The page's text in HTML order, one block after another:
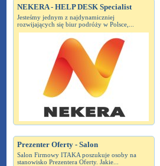
NEKERA - HELP DESK Specialist
Jesteśmy jednym z najdynamiczniej
rozwijających się biur podróży w Polsce,...
Prezenter Oferty - Salon
Salon Firmowy ITAKA poszukuje osoby na
stanowisko Prezentera Oferty. Jakie...